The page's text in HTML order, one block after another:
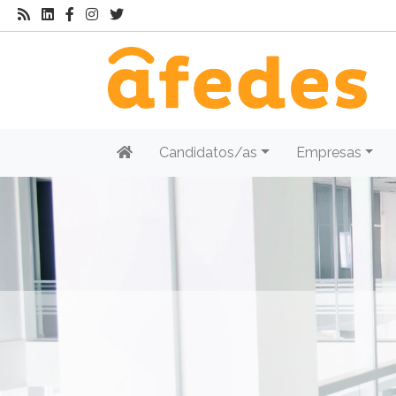
Candidatos/as Empresas